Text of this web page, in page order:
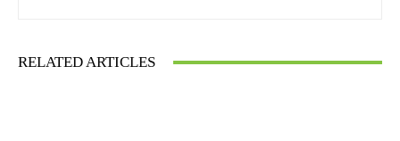
RELATED ARTICLES